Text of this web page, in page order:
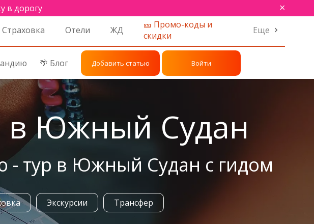
в дорогу ×
Страховка Отели ЖД
🎫 Промо-коды и
скидки
Еще
🌴 Блог Добавить статью Войти
в Южный Судан
- тур в Южный Судан с гидом
Экскурсии Трансфер